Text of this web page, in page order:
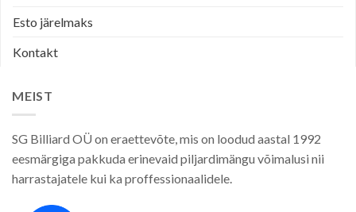
Esto järelmaks
Kontakt
MEIST
SG Billiard OÜ on eraettevõte, mis on loodud aastal 1992
eesmärgiga pakkuda erinevaid piljardimängu võimalusi nii
harrastajatele kui ka proffessionaalidele.